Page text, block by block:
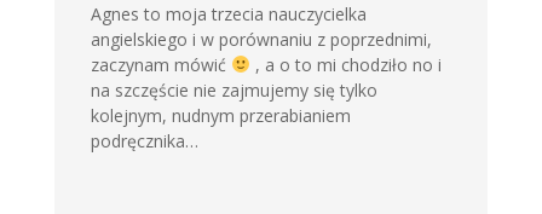
Agnes to moja trzecia nauczycielka
angielskiego i w porównaniu z poprzednimi,
zaczynam mówić
, a o to mi chodziło no i
na szczęście nie zajmujemy się tylko
kolejnym, nudnym przerabianiem
podręcznika…